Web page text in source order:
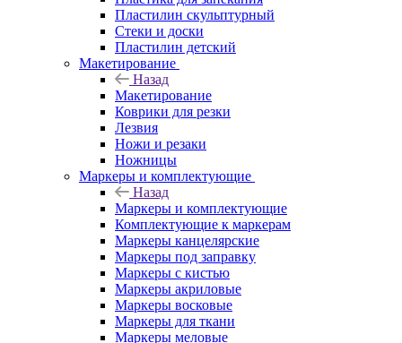
Пластилин скульптурный
Стеки и доски
Пластилин детский
Макетирование
Назад
Макетирование
Коврики для резки
Лезвия
Ножи и резаки
Ножницы
Маркеры и комплектующие
Назад
Маркеры и комплектующие
Комплектующие к маркерам
Маркеры канцелярские
Маркеры под заправку
Маркеры с кистью
Маркеры акриловые
Маркеры восковые
Маркеры для ткани
Маркеры меловые